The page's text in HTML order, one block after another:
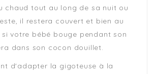
chaud tout au long de sa nuit ou
il restera couvert et bien au
votre bébé bouge pendant son
dans son cocon douillet.
d'adapter la gigoteuse à la